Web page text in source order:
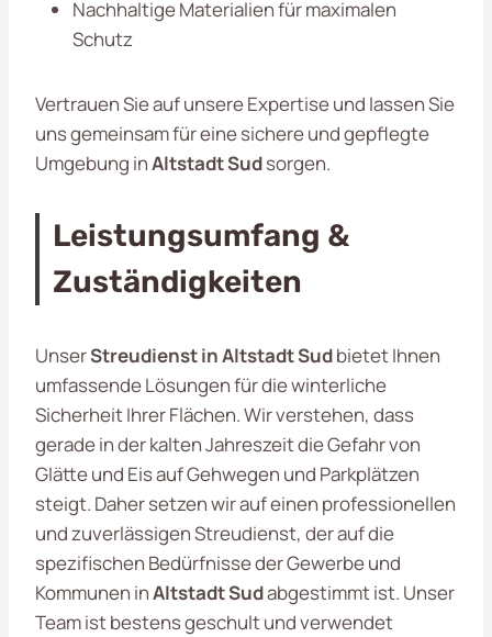
Nachhaltige Materialien für maximalen
Schutz
Vertrauen Sie auf unsere Expertise und lassen Sie
uns gemeinsam für eine sichere und gepflegte
Umgebung inAltstadt Sudsorgen.
Leistungsumfang &
Zuständigkeiten
UnserStreudienst in Altstadt Sudbietet Ihnen
umfassende Lösungen für die winterliche
Sicherheit Ihrer Flächen. Wir verstehen, dass
gerade in der kalten Jahreszeit die Gefahr von
Glätte und Eis auf Gehwegen und Parkplätzen
steigt. Daher setzen wir auf einen professionellen
und zuverlässigen Streudienst, der auf die
spezifischen Bedürfnisse der Gewerbe und
Kommunen inAltstadt Sudabgestimmt ist. Unser
Team ist bestens geschult und verwendet